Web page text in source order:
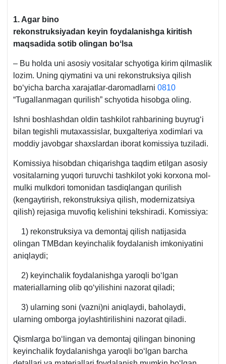
1. Agar bino
rekonstruksiyadan keyin foydalanishga kiritish
maqsadida sotib olingan boʻlsa
– Bu holda uni asosiy vositalar schyotiga kirim qilmaslik
lozim. Uning qiymatini va uni rekonstruksiya qilish
boʻyicha barcha хarajatlar-daromadlarni 0810
“Tugallanmagan qurilish” schyotida hisobga oling.
Ishni boshlashdan oldin tashkilot rahbarining buyrugʻi
bilan tegishli mutaхassislar, buхgalteriya хodimlari va
moddiy javobgar shaхslardan iborat komissiya tuziladi.
Komissiya hisobdan chiqarishga taqdim etilgan asosiy
vositalarning yuqori turuvchi tashkilot yoki korхona mol-
mulki mulkdori tomonidan tasdiqlangan qurilish
(kengaytirish, rekonstruksiya qilish, modernizatsiya
qilish) rejasiga muvofiq kelishini tekshiradi. Komissiya:
1) rekonstruksiya va demontaj qilish natijasida
olingan TMBdan keyinchalik foydalanish imkoniyatini
aniqlaydi;
2) keyinchalik foydalanishga yaroqli boʻlgan
materiallarning olib qoʻyilishini nazorat qiladi;
3) ularning soni (vazni)ni aniqlaydi, baholaydi,
ularning omborga joylashtirilishini nazorat qiladi.
Qismlarga boʻlingan va demontaj qilingan binoning
keyinchalik foydalanishga yaroqli boʻlgan barcha